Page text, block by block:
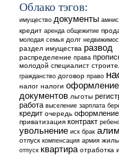
Облако тэгов:
имущество документы
кредит аренда общежитие
молодая семья долг
раздел имущества развод
распределение права
молодой специалист
гражданство договор право
налог налоги оформление
документов льготы
работа выселение зарплата
кредит очередь оформление
приватизация контракт
увольнение иск брак
отпуск компенсация армия
отпуск квартира отработка